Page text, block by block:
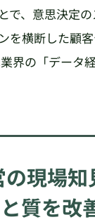
で、意思決定
を横断した顧
界の「データ
の現場
質を改